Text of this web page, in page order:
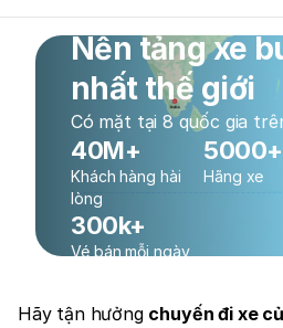
Nền tảng xe
nhất thế giới
Có mặt tại 8 quốc gia
40M+
Khách hàng hài
lòng
5000+
Hãng xe
300k+
Vé bán mỗi ngày
Hãy tận hưởng chuyến đi xe